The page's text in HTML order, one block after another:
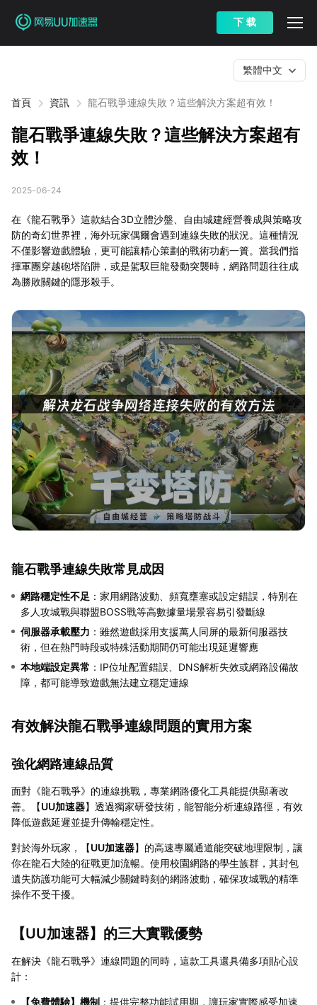
下 载
首頁 資訊 龍石戰爭連線失敗？這些解決方案超有效！
繁體中文
龍石戰爭連線失敗？這些解決方案超有
效！
2025-06-24
在《龍石戰爭》這款結合3D立體沙盤、自由城建經營養成與策略攻
防的奇幻世界裡，海外玩家偶爾會遇到連線失敗的狀況。這種情況
不僅影響遊戲體驗，更可能讓精心策劃的戰術功虧一簣。當我們指
揮軍團穿越砲塔陷阱，或是駕馭巨龍發動突襲時，網路問題往往成
為勝敗關鍵的隱形殺手。
龍石戰爭連線失敗常見成因
網路穩定性不足 ：家用網路波動、頻寬壅塞或設定錯誤，特別在
多人攻城戰與聯盟BOSS戰等高數據量場景容易引發斷線
伺服器承載壓力 ：雖然遊戲採用支援萬人同屏的最新伺服器技
術，但在熱門時段或特殊活動期間仍可能出現延遲響應
本地端設定異常 ：IP位址配置錯誤、DNS解析失效或網路設備故
障，都可能導致遊戲無法建立穩定連線
有效解決龍石戰爭連線問題的實用方案
強化網路連線品質
面對《龍石戰爭》的連線挑戰，專業網路優化工具能提供顯著改
善。【UU加速器】透過獨家研發技術，能智能分析連線路徑，有效
降低遊戲延遲並提升傳輸穩定性。
對於海外玩家，【UU加速器】的高速專屬通道能突破地理限制，讓
你在龍石大陸的征戰更加流暢。使用校園網路的學生族群，其封包
遺失防護功能可大幅減少關鍵時刻的網路波動，確保攻城戰的精準
操作不受干擾。
【UU加速器】的三大實戰優勢
在解決《龍石戰爭》連線問題的同時，這款工具還具備多項貼心設
計：
【免費體驗】機制 ：提供完整功能試用期，讓玩家實際感受加速